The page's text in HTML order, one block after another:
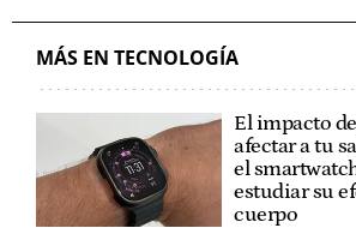
MÁS EN TECNOLOGÍA
El impacto
afectar a tu
el
estudiar su
cuerpo